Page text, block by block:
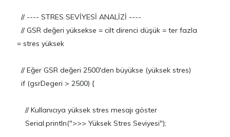
// ---- STRES SEVİYESİ ANALİZİ ----
// GSR değeri yüksekse = cilt direnci düşük = ter fazla
= stres yüksek
// Eğer GSR değeri 2500'den büyükse (yüksek stres)
if (gsrDegeri > 2500) {
// Kullanıcıya yüksek stres mesajı göster
Serial.println(">>> Yüksek Stres Seviyesi");